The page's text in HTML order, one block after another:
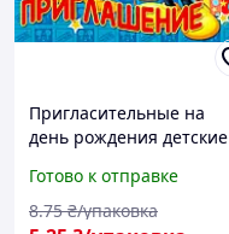
Пригласительные на
день рождения детские
Готово к отправке
8.75 ₴/упаковка